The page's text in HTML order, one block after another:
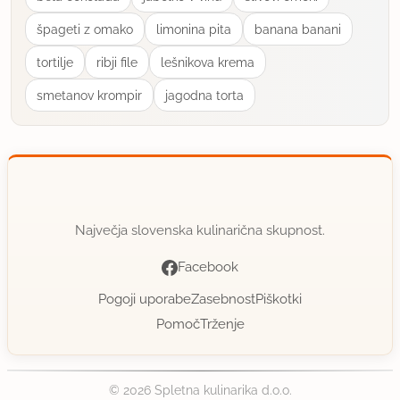
watermelon
član od 2012 18 sporočil
3.2.2013 ob 13:14
Barolka
Dobre palačinke :) Hladne so bile morda še
špageti z omako limonina pita banana banani
tortilje ribji file lešnikova krema
smetanov krompir jagodna torta
Največja slovenska kulinarična skupnost.
Facebook
Pogoji uporabeZasebnostPiškotki
PomočTrženje
© 2026 Spletna kulinarika d.o.o.